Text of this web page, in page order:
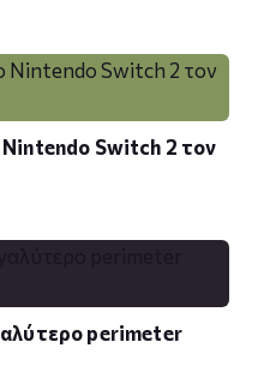
Switch 2 τον
perimeter